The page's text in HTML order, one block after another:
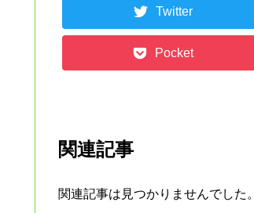
Twitter
Pocket
関連記事
関連記事は見つかりませんでした。